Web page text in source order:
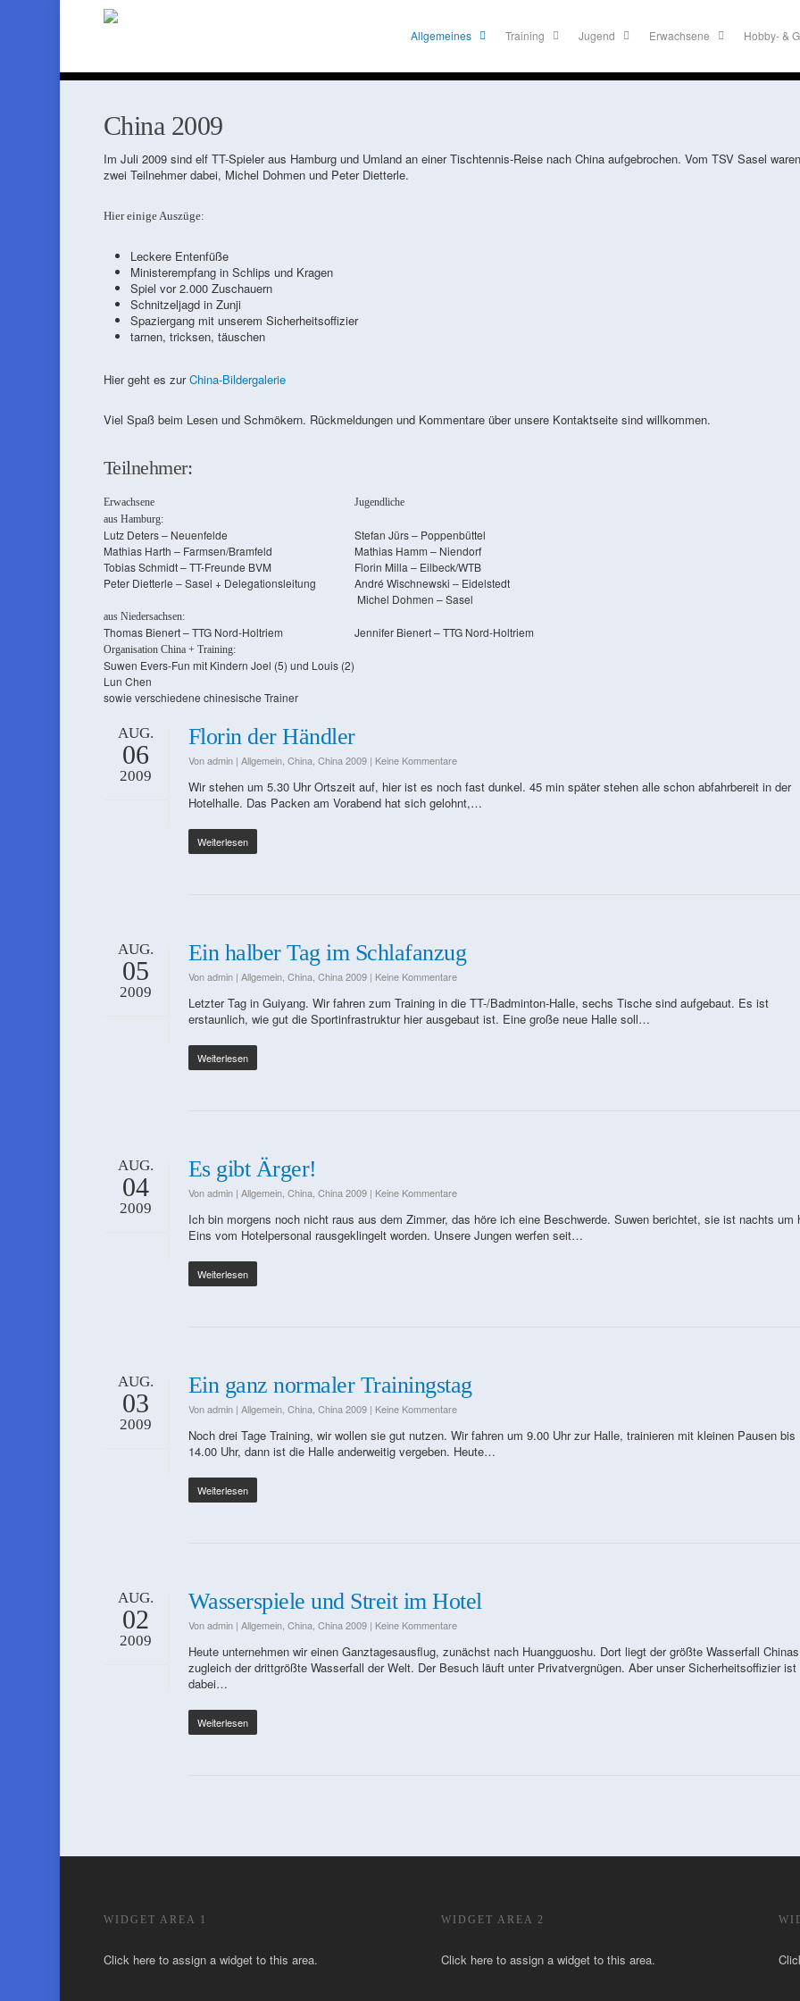
Allgemeines Training Jugend Erwachsene Hobby- &
China 2009
Im Juli 2009 sind elf TT-Spieler aus Hamburg und Umland an einer Tischtennis-Reise nach China aufgebrochen. Vom TSV Sasel waren
zwei Teilnehmer dabei, Michel Dohmen und Peter Dietterle.
Hier einige Auszüge:
Leckere Entenfüße
Ministerempfang in Schlips und Kragen
Spiel vor 2.000 Zuschauern
Schnitzeljagd in Zunji
Spaziergang mit unserem Sicherheitsoffizier
tarnen, tricksen, täuschen
Hier geht es zurChina-Bildergalerie
Viel Spaß beim Lesen und Schmökern. Rückmeldungen und Kommentare über unsere Kontaktseite sind willkommen.
Teilnehmer:
Erwachsene
Jugendliche
aus Hamburg:
Lutz Deters – Neuenfelde
Stefan Jürs – Poppenbüttel
Mathias Harth – Farmsen/Bramfeld
Mathias Hamm – Niendorf
Tobias Schmidt – TT-Freunde BVM
Florin Milla – Eilbeck/WTB
Peter Dietterle – Sasel + Delegationsleitung
André Wischnewski – Eidelstedt
Michel Dohmen – Sasel
aus Niedersachsen:
Thomas Bienert – TTG Nord-Holtriem Jennifer Bienert – TTG Nord-Holtriem
Organisation China + Training:
Suwen Evers-Fun mit Kindern Joel (5) und Louis (2)
Lun Chen
sowie verschiedene chinesische Trainer
AUG.
06
2009
Florin der Händler
Vonadmin | Allgemein, China, China 2009 | Keine Kommentare
Wir stehen um 5.30 Uhr Ortszeit auf, hier ist es noch fast dunkel. 45 min später stehen alle schon abfahrbereit in der
Hotelhalle. Das Packen am Vorabend hat sich gelohnt,…
Weiterlesen
AUG.
05
2009
Ein halber Tag im Schlafanzug
Vonadmin | Allgemein, China, China 2009 | Keine Kommentare
Letzter Tag in Guiyang. Wir fahren zum Training in die TT-/Badminton-Halle, sechs Tische sind aufgebaut. Es ist
erstaunlich, wie gut die Sportinfrastruktur hier ausgebaut ist. Eine große neue Halle soll…
Weiterlesen
AUG.
04
2009
Es gibt Ärger!
Vonadmin | Allgemein, China, China 2009 | Keine Kommentare
Ich bin morgens noch nicht raus aus dem Zimmer, das höre ich eine Beschwerde. Suwen berichtet, sie ist nachts um
Eins vom Hotelpersonal rausgeklingelt worden. Unsere Jungen werfen seit…
Weiterlesen
AUG.
03
2009
Ein ganz normaler Trainingstag
Vonadmin | Allgemein, China, China 2009 | Keine Kommentare
Noch drei Tage Training, wir wollen sie gut nutzen. Wir fahren um 9.00 Uhr zur Halle, trainieren mit kleinen Pausen bis
14.00 Uhr, dann ist die Halle anderweitig vergeben. Heute…
Weiterlesen
AUG.
02
2009
Wasserspiele und Streit im Hotel
Vonadmin | Allgemein, China, China 2009 | Keine Kommentare
Heute unternehmen wir einen Ganztagesausflug, zunächst nach Huangguoshu. Dort liegt der größte Wasserfall
zugleich der drittgrößte Wasserfall der Welt. Der Besuch läuft unter Privatvergnügen. Aber unser Sicherheitsoffizier ist
dabei…
Weiterlesen
WIDGET AREA 1
Click here to assign a widget to this area.
WIDGET AREA 2
Click here to assign a widget to this area.